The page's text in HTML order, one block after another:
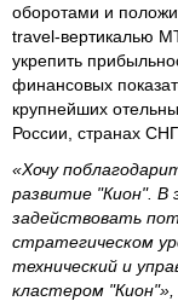
оборотами и
travel-вертикалью
укрепить
финансовых
крупнейших
России, странах
«Хочу
развитие "Кион".
задействовать
стратегическом
технический и
кластером "Кион"»,